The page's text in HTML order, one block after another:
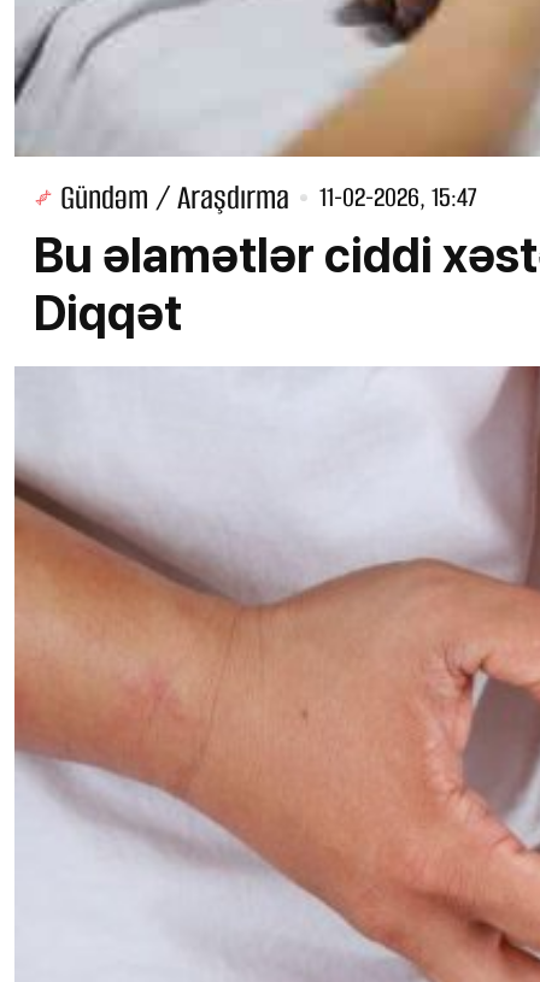
Gündəm / Araşdırma 11-02-2026, 15:47
Bu əlamətlər ciddi
Diqqət